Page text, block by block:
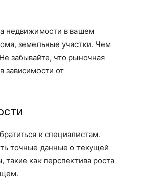
недвижимости в вашем
земельные участки. Чем
забывайте, что рыночная
зависимости от
к специалистам.
точные данные о текущей
как перспектива роста